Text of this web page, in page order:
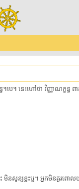
នេះ​ហៅថា វិញ្ញាណក្ខន្ធ ពា
ះ មិន​សូន្យ​ខ្លះ​ឬ។ អ្នក​មិន​គួរ​ពោល​